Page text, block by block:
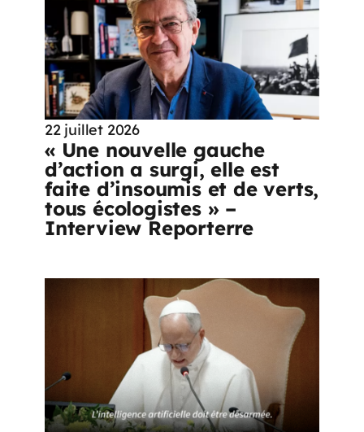
22 juillet 2026
« Une nouvelle gauche
d’action a surgi, elle est
faite d’insoumis et de verts,
tous écologistes » –
Interview Reporterre